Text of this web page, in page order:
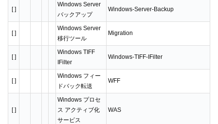
[ ]
Windows Server
バックアップ
Windows-Server-Backup
[ ]
Windows Server
移行ツール
Migration
[ ]
Windows TIFF
IFilter
Windows-TIFF-IFilter
[ ]
Windows フィー
ドバック転送
WFF
[ ]
Windows プロセ
ス アクティブ化
サービス
WAS